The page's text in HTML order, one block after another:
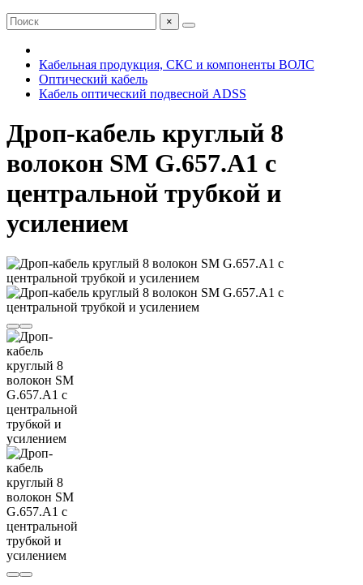
×
Кабельная продукция, СКС и компоненты ВОЛС
Оптический кабель
Кабель оптический подвесной ADSS
Дроп-кабель круглый 8
волокон SM G.657.A1 с
центральной трубкой и
усилением